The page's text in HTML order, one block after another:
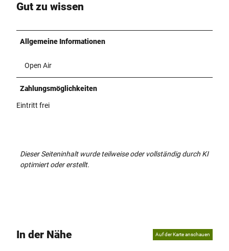
Gut zu wissen
Allgemeine Informationen
Open Air
Zahlungsmöglichkeiten
Eintritt frei
Dieser Seiteninhalt wurde teilweise oder vollständig durch KI
optimiert oder erstellt.
In der Nähe Auf der Karte anschauen